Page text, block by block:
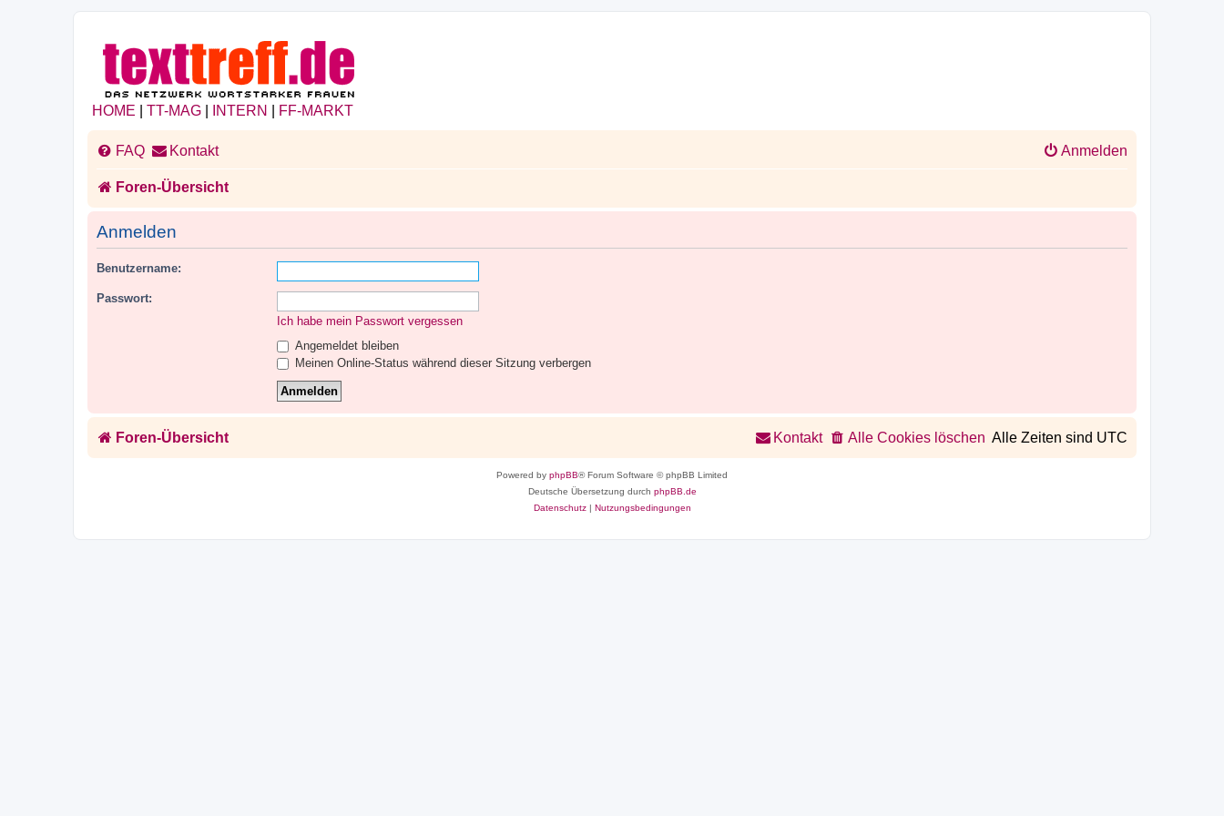
HOME TT-MAG INTERN FF-MARKT
FAQ Kontakt Anmelden
Foren-Übersicht
Anmelden
Benutzername:
Passwort:
Ich habe mein Passwort vergessen
Angemeldet bleiben
Meinen Online-Status während dieser Sitzung verbergen
Foren-Übersicht Alle Zeiten sind UTC
Alle Cookies löschen
Kontakt
Powered by phpBB® Forum Software © phpBB Limited
Deutsche Übersetzung durch phpBB.de
Datenschutz| Nutzungsbedingungen